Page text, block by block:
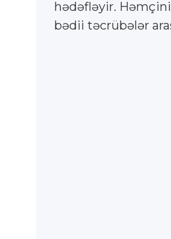
hədəfləyir.
bədii təcrübələr